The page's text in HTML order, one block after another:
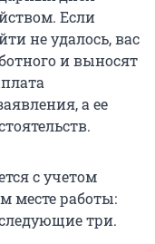
Если
не удалось, вас
и выносят
а ее
с учетом
месте работы:
три.